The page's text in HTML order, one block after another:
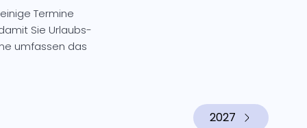
Termine
Sie Urlaubs-
umfassen das
2027